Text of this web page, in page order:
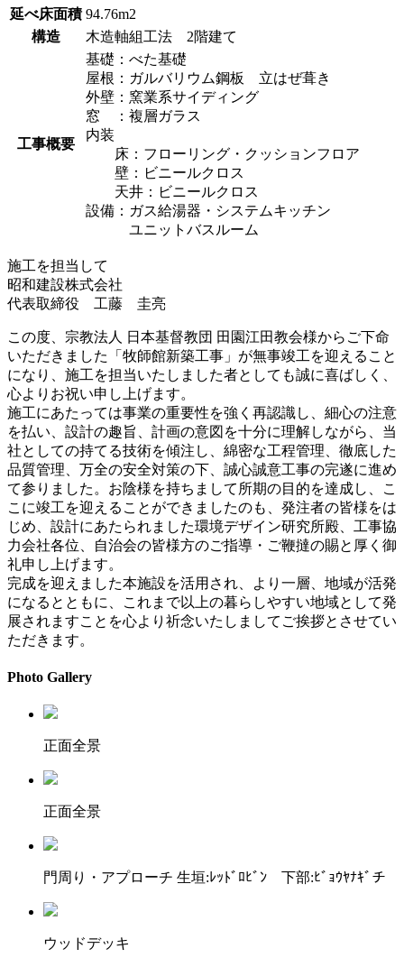
延べ床面積 94.76m2
構造
木造軸組工法 2階建て
工事概要
基礎：べた基礎
屋根：ガルバリウム鋼板 立はぜ葺き
外壁：窯業系サイディング
窓 ：複層ガラス
内装
床：フローリング・クッションフロア
壁：ビニールクロス
天井：ビニールクロス
設備：ガス給湯器・システムキッチン
ユニットバスルーム
施工を担当して
昭和建設株式会社
代表取締役 工藤 圭亮
この度、宗教法人 日本基督教団 田園江田教会様からご下命
いただきました「牧師館新築工事」が無事竣工を迎えること
になり、施工を担当いたしました者としても誠に喜ばしく、
心よりお祝い申し上げます。
施工にあたっては事業の重要性を強く再認識し、細心の注意
を払い、設計の趣旨、計画の意図を十分に理解しながら、当
社としての持てる技術を傾注し、綿密な工程管理、徹底した
品質管理、万全の安全対策の下、誠心誠意工事の完遂に進め
て参りました。お陰様を持ちまして所期の目的を達成し、こ
こに竣工を迎えることができましたのも、発注者の皆様をは
じめ、設計にあたられました環境デザイン研究所殿、工事協
力会社各位、自治会の皆様方のご指導・ご鞭撻の賜と厚く御
礼申し上げます。
完成を迎えました本施設を活用され、より一層、地域が活発
になるとともに、これまで以上の暮らしやすい地域として発
展されますことを心より祈念いたしましてご挨拶とさせてい
ただきます。
Photo Gallery
正面全景
正面全景
門周り・アプローチ 生垣:ﾚｯﾄﾞﾛﾋﾞﾝ 下部:ﾋﾞｮｳﾔﾅｷﾞチ
ウッドデッキ